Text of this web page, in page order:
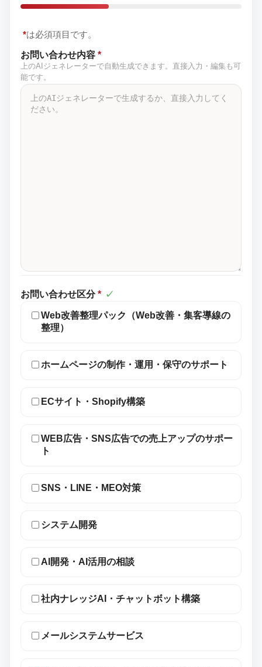
*は必須項目です。
お問い合わせ内容 *
上のAIジェネレーターで自動生成できます。直接入力・編集も可
能です。
お問い合わせ区分 * ✓
Web改善整理パック（Web改善・集客導線の
整理）
ホームページの制作・運用・保守のサポート
ECサイト・Shopify構築
WEB広告・SNS広告での売上アップのサポー
ト
SNS・LINE・MEO対策
システム開発
AI開発・AI活用の相談
社内ナレッジAI・チャットボット構築
メールシステムサービス